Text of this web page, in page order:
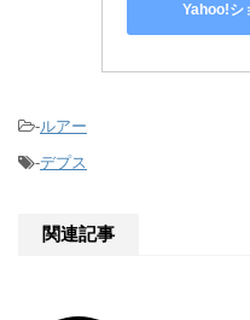
Yahoo!シ
-ルアー
-デプス
関連記事